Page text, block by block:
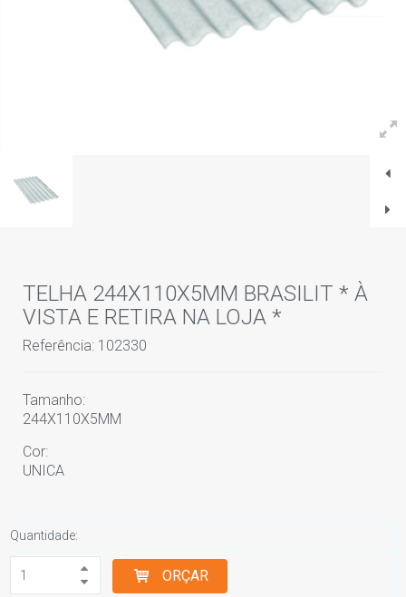
TELHA 244X110X5MM BRASILIT * À
VISTA E RETIRA NA LOJA *
Referência: 102330
Tamanho:
244X110X5MM
Cor:
UNICA
Quantidade:
ORÇAR